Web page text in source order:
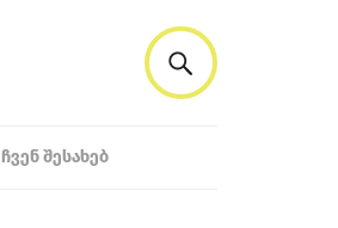
ᲩᲕᲔᲜ ᲨᲔᲡᲐᲮᲔᲑ